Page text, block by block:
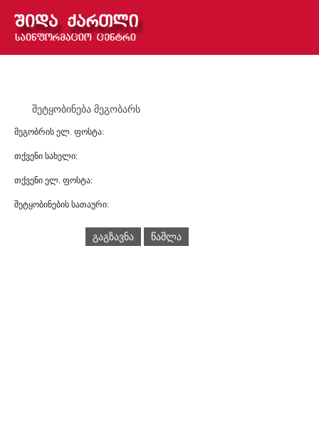
შეტყობინება მეგობარს
მეგობრის ელ. ფოსტა:
თქვენი სახელი:
თქვენი ელ. ფოსტა:
შეტყობინების სათაური:
გაგზავნა წაშლა